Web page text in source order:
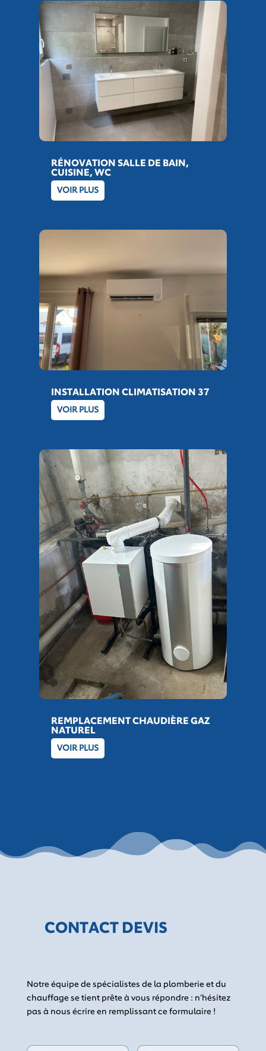
RÉNOVATION SALLE DE BAIN,
CUISINE, WC
VOIR PLUS
INSTALLATION CLIMATISATION 37
VOIR PLUS
REMPLACEMENT CHAUDIÈRE GAZ
NATUREL
VOIR PLUS
CONTACT DEVIS
Notre équipe de spécialistes de la plomberie et du
chauffage se tient prête à vous répondre : n’hésitez
pas à nous écrire en remplissant ce formulaire !